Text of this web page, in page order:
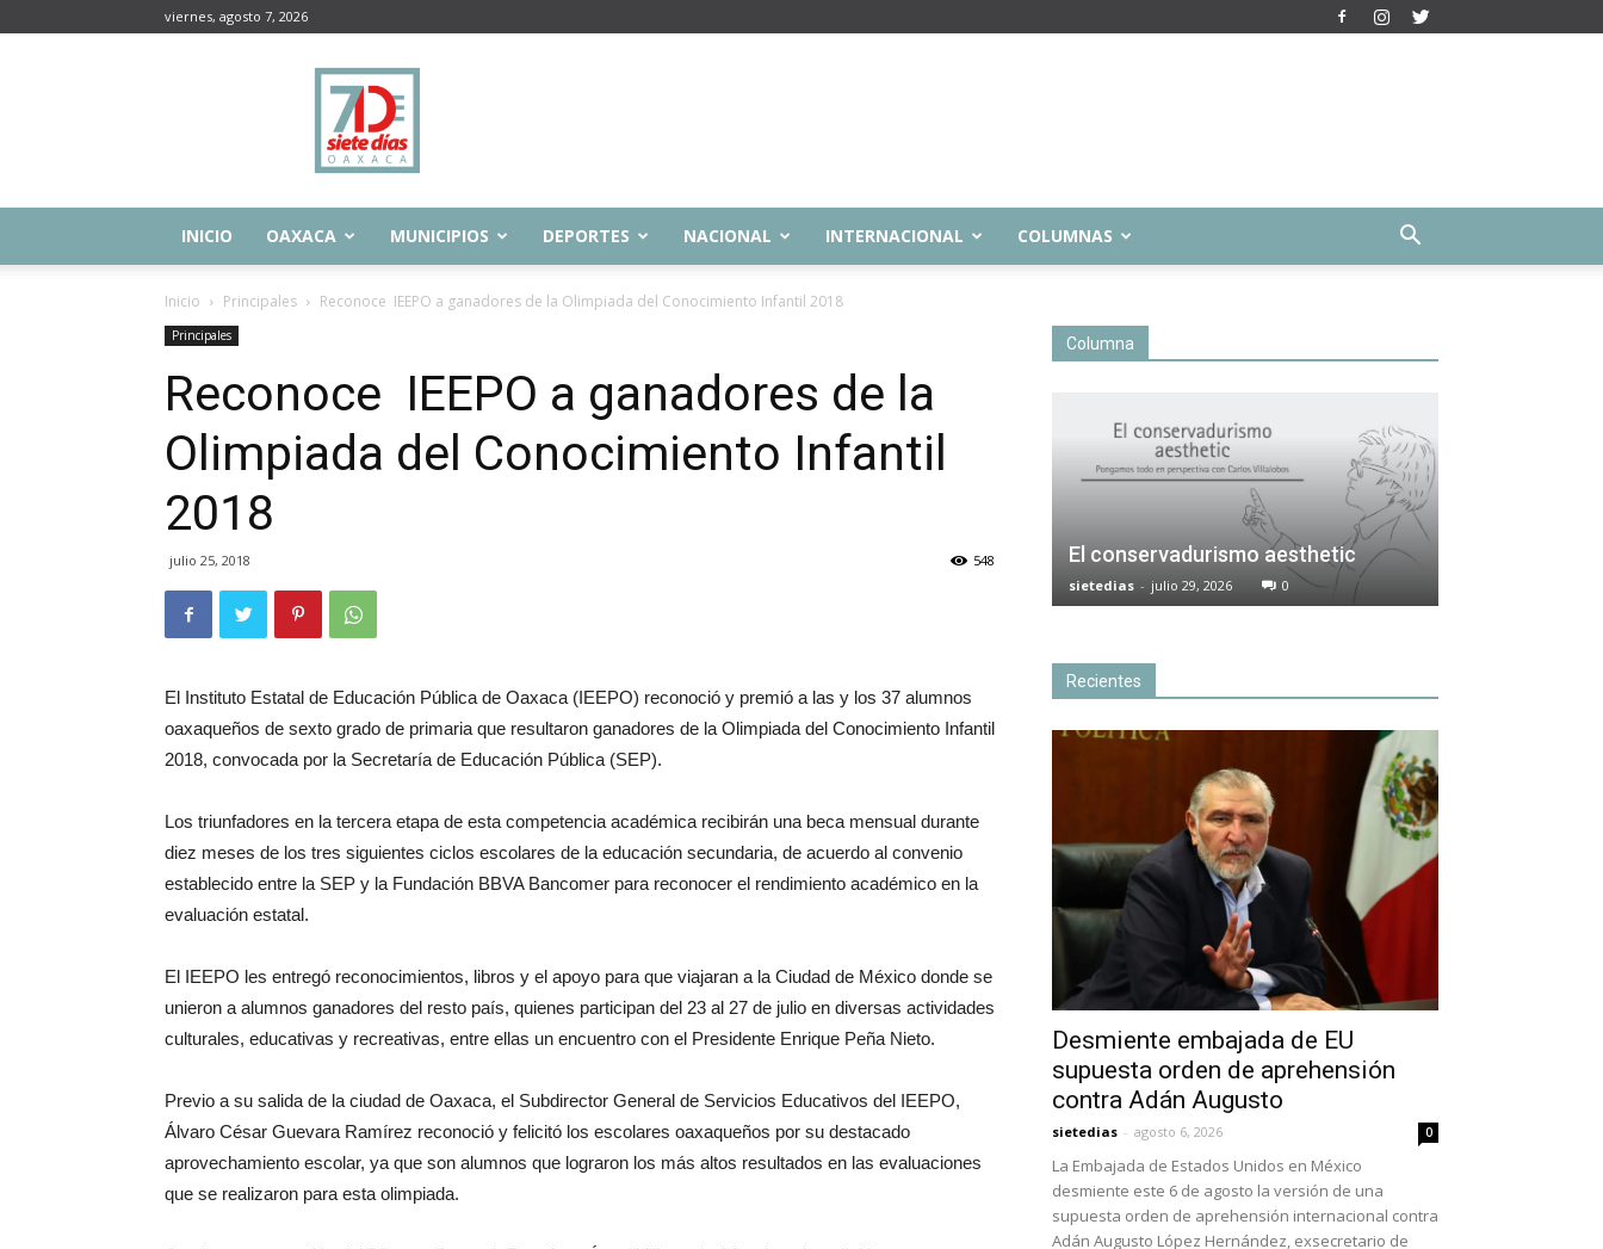
viernes, agosto 7, 2026
Siete
Días
Oaxaca
INICIO OAXACA MUNICIPIOS DEPORTES NACIONAL INTERNACIONAL COLUMNAS
Inicio Principales Reconoce IEEPO a ganadores de la Olimpiada del Conocimiento Infantil 2018
Principales
Reconoce IEEPO a ganadores de la
Olimpiada del Conocimiento Infantil
2018
julio 25, 2018 548
El Instituto Estatal de Educación Pública de Oaxaca (IEEPO) reconoció y premió a las y los 37 alumnos
oaxaqueños de sexto grado de primaria que resultaron ganadores de la Olimpiada del Conocimiento Infantil
2018, convocada por la Secretaría de Educación Pública (SEP).
Los triunfadores en la tercera etapa de esta competencia académica recibirán una beca mensual durante
diez meses de los tres siguientes ciclos escolares de la educación secundaria, de acuerdo al convenio
establecido entre la SEP y la Fundación BBVA Bancomer para reconocer el rendimiento académico en la
evaluación estatal.
El IEEPO les entregó reconocimientos, libros y el apoyo para que viajaran a la Ciudad de México donde se
unieron a alumnos ganadores del resto país, quienes participan del 23 al 27 de julio en diversas actividades
culturales, educativas y recreativas, entre ellas un encuentro con el Presidente Enrique Peña Nieto.
Previo a su salida de la ciudad de Oaxaca, el Subdirector General de Servicios Educativos del IEEPO,
Álvaro César Guevara Ramírez reconoció y felicitó los escolares oaxaqueños por su destacado
aprovechamiento escolar, ya que son alumnos que lograron los más altos resultados en las evaluaciones
que se realizaron para esta olimpiada.
Columna
El conservadurismo aesthetic
sietedias - julio 29, 2026 0
Recientes
Desmiente embajada de EU
supuesta orden de aprehensión
contra Adán Augusto
sietedias - agosto 6, 2026 0
La Embajada de Estados Unidos en México
desmiente este 6 de agosto la versión de una
supuesta orden de aprehensión internacional contra
Adán Augusto López Hernández, exsecretario de